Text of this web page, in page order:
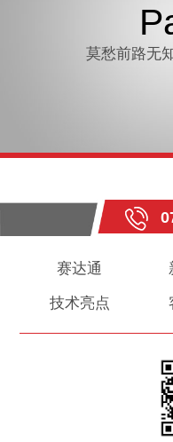
莫愁前路无
赛达通
技术亮点